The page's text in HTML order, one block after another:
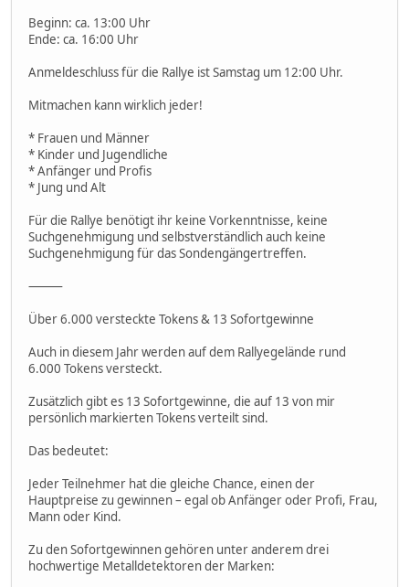
Beginn: ca. 13:00 Uhr
Ende: ca. 16:00 Uhr
Anmeldeschluss für die Rallye ist Samstag um 12:00 Uhr.
Mitmachen kann wirklich jeder!
* Frauen und Männer
* Kinder und Jugendliche
* Anfänger und Profis
* Jung und Alt
Für die Rallye benötigt ihr keine Vorkenntnisse, keine
Suchgenehmigung und selbstverständlich auch keine
Suchgenehmigung für das Sondengängertreffen.
⸻
Über 6.000 versteckte Tokens & 13 Sofortgewinne
Auch in diesem Jahr werden auf dem Rallyegelände rund
6.000 Tokens versteckt.
Zusätzlich gibt es 13 Sofortgewinne, die auf 13 von mir
persönlich markierten Tokens verteilt sind.
Das bedeutet:
Jeder Teilnehmer hat die gleiche Chance, einen der
Hauptpreise zu gewinnen – egal ob Anfänger oder Profi, Frau,
Mann oder Kind.
Zu den Sofortgewinnen gehören unter anderem drei
hochwertige Metalldetektoren der Marken: